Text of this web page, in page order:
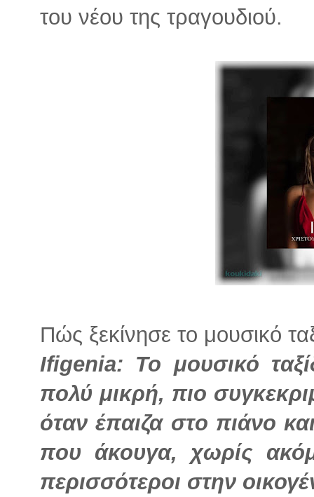
του νέου της τραγουδιού.
Πώς ξεκίνησε το μουσικό
Ifigenia: Το μουσικό
πολύ μικρή, πιο
όταν έπαιζα στο πιάνο
που άκουγα, χωρίς
περισσότεροι στην